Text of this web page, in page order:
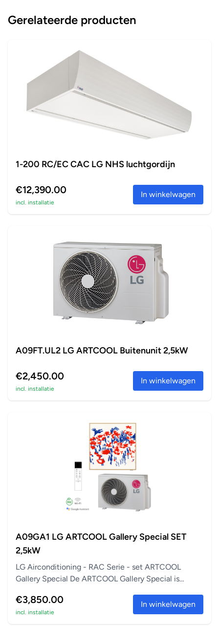
Gerelateerde producten
1-200 RC/EC CAC LG NHS luchtgordijn
€12,390.00
incl. installatie
In winkelwagen
A09FT.UL2 LG ARTCOOL Buitenunit 2,5kW
€2,450.00
incl. installatie
In winkelwagen
A09GA1 LG ARTCOOL Gallery Special SET
2,5kW
LG Airconditioning - RAC Serie - set ARTCOOL
Gallery Special De ARTCOOL Gallery Special is
€3,850.00
incl. installatie
In winkelwagen